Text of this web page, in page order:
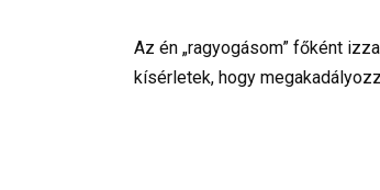
Az én „ragyogásom” főként
kísérletek, hogy